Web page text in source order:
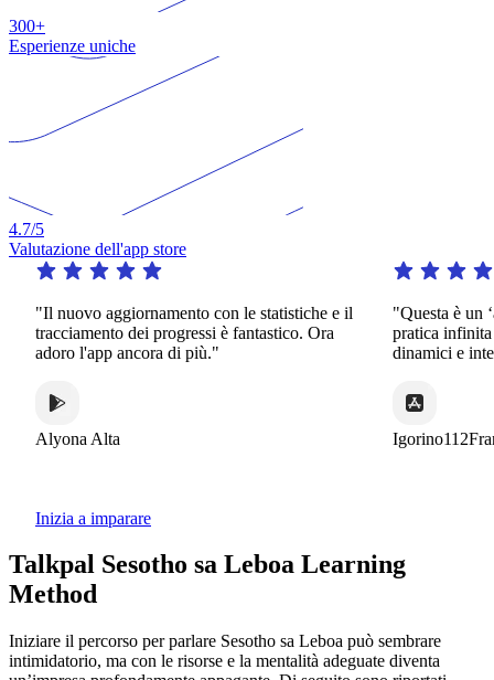
300+
Esperienze uniche
4.7/5
Valutazione dell'app store
"Il nuovo aggiornamento con le statistiche e il
tracciamento dei progressi è fantastico. Ora
adoro l'app ancora di più."
Alyona Alta
"Questa è un
pratica infinita
dinamici e
Inizia a imparare
Talkpal Sesotho sa Leboa Learning
Method
Iniziare il percorso per parlare Sesotho sa Leboa può sembrare
intimidatorio, ma con le risorse e la mentalità adeguate diventa